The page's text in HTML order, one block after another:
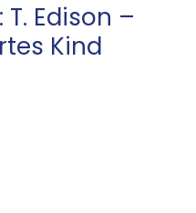
Edison –
Kind